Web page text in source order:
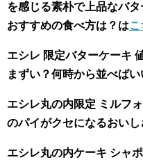
を感じる素朴で上品なバ
おすすめの食べ方は？はこ
エシレ 限定バターケーキ
まずい？何時から並べば
エシレ丸の内限定 ミルフ
のパイがクセになるおい
エシレ丸の内ケーキ シャ